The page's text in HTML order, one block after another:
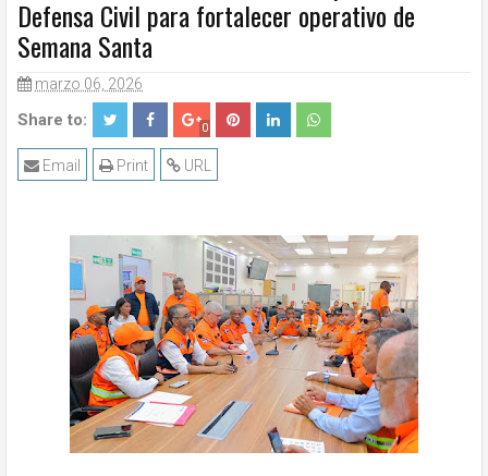
Defensa Civil para fortalecer operativo de
Semana Santa
marzo 06, 2026
Share to: 0
URL
Print
Email